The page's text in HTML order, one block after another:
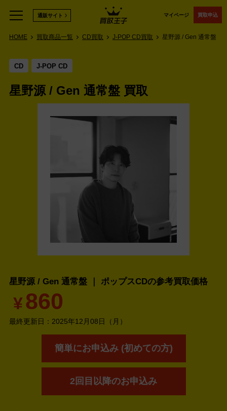
マイページ 買取申込
通販サイト
HOME 買取商品一覧 CD買取 J-POP CD買取 星野源 / Gen 通常盤
CD J-POP CD
星野源 / Gen 通常盤 買取
星野源 / Gen 通常盤 ｜ ポップスCDの参考買取価格
¥860
最終更新日： 2025年12月08日（月）
簡単にお申込み (初めての方)
2回目以降のお申込み